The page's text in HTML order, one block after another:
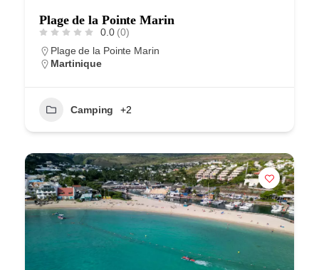
Plage de la Pointe Marin
0.0 (0)
Plage de la Pointe Marin
Martinique
Camping +2